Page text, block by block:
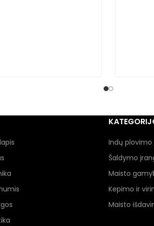
Indų plovimo
Šaldymo
Maisto
Kepimo ir
Maisto